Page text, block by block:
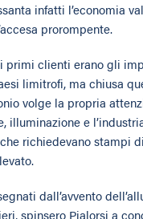
infatti l’economia
prorompente.
primi clienti erano gli
limitrofi, ma chiusa
volge la propria
illuminazione e
richiedevano stampi
dall’avvento
spinsero Pialorsi a